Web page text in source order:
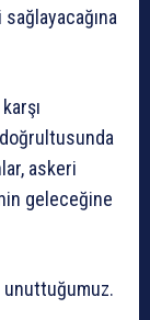
askeri
geleceğine
unuttuğumuz.